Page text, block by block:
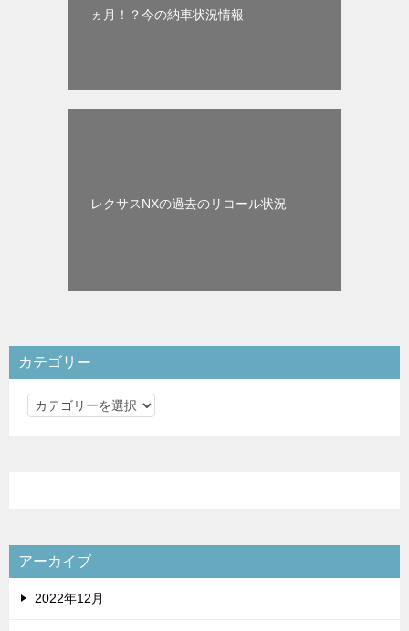
ヵ月！？今の納車状況情報
レクサスNXの過去のリコール状況
カテゴリー
カ
アーカイブ
2022年12月